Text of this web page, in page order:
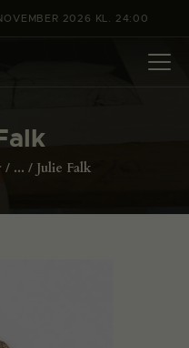
2026 KL. 24:00
... Julie Falk